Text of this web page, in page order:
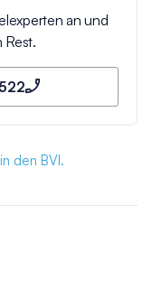
an und
Rest.
den BVI.
Überreste